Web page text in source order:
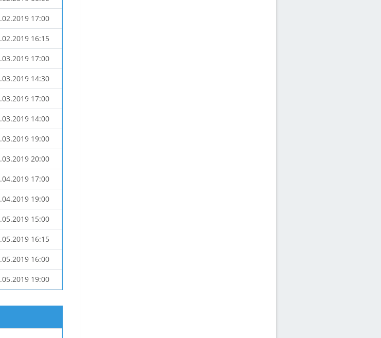
17:00
16:15
17:00
14:30
17:00
14:00
19:00
20:00
17:00
19:00
15:00
16:15
16:00
19:00